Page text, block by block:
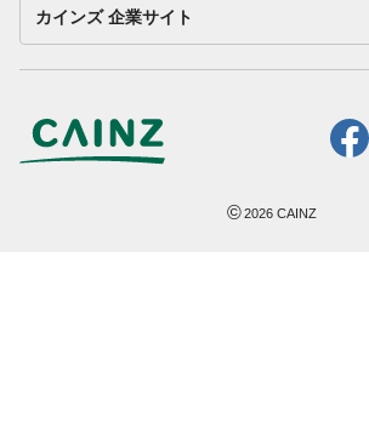
カインズ 企業サイト
©2026 CAINZ